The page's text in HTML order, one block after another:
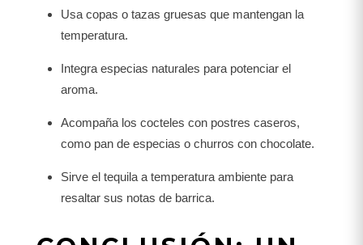
Usa copas o tazas gruesas que mantengan la
temperatura.
Integra especias naturales para potenciar el
aroma.
Acompaña los cocteles con postres caseros,
como pan de especias o churros con chocolate.
Sirve el tequila a temperatura ambiente para
resaltar sus notas de barrica.